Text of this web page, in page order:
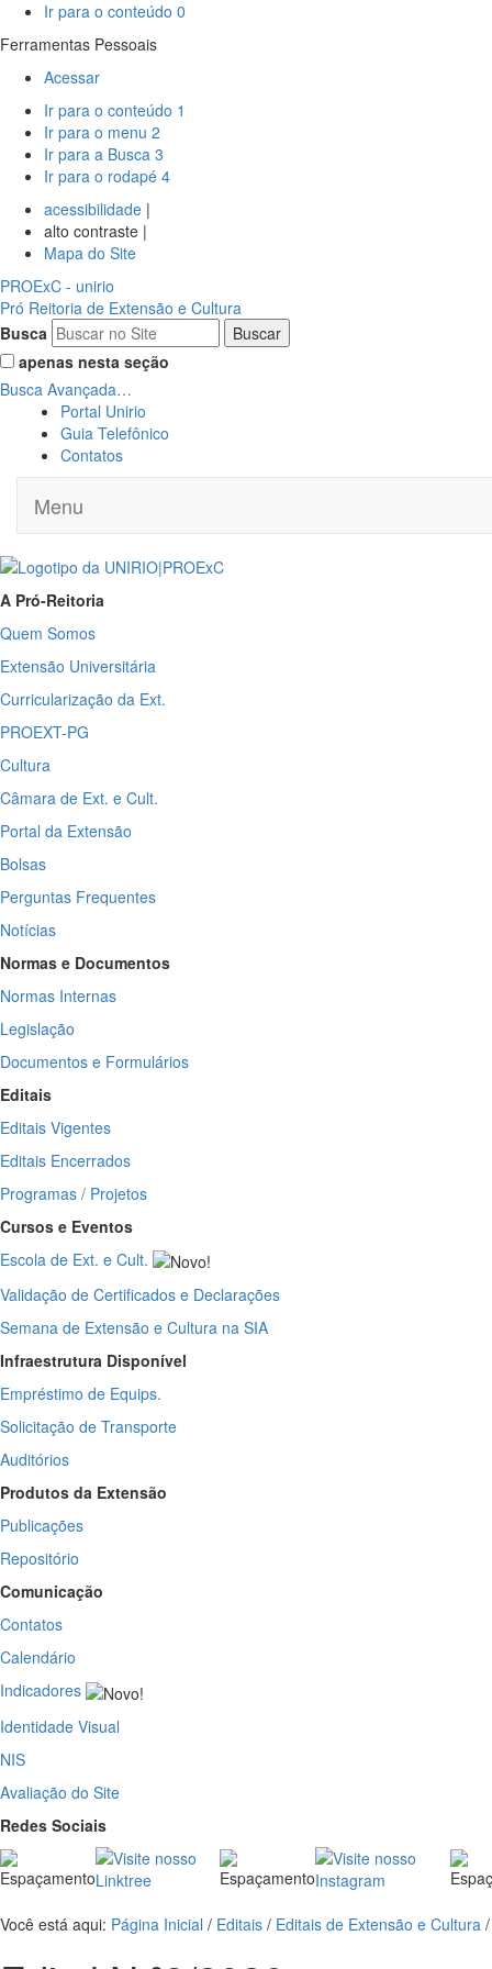
Ir para o conteúdo 0
Ferramentas Pessoais
Acessar
Ir para o conteúdo 1
Ir para o menu 2
Ir para a Busca 3
Ir para o rodapé 4
acessibilidade |
alto contraste |
Mapa do Site
PROExC - unirio
Pró Reitoria de Extensão e Cultura
Busca
apenas nesta seção
Busca Avançada…
Portal Unirio
Guia Telefônico
Contatos
Menu
A Pró-Reitoria
Quem Somos
Extensão Universitária
Curricularização da Ext.
PROEXT-PG
Cultura
Câmara de Ext. e Cult.
Portal da Extensão
Bolsas
Perguntas Frequentes
Notícias
Normas e Documentos
Normas Internas
Legislação
Documentos e Formulários
Editais
Editais Vigentes
Editais Encerrados
Programas / Projetos
Cursos e Eventos
Escola de Ext. e Cult.
Validação de Certificados e Declarações
Semana de Extensão e Cultura na SIA
Infraestrutura Disponível
Empréstimo de Equips.
Solicitação de Transporte
Auditórios
Produtos da Extensão
Publicações
Repositório
Comunicação
Contatos
Calendário
Indicadores
Identidade Visual
NIS
Avaliação do Site
Redes Sociais
Você está aqui: Página Inicial / Editais / Editais de Extensão e Cultura